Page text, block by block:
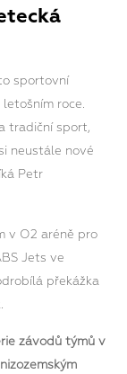
sportovní
roce.
tradiční sport,
neustále nové
Petr
v O2 aréně pro
Jets ve
překážka
závodů týmů v